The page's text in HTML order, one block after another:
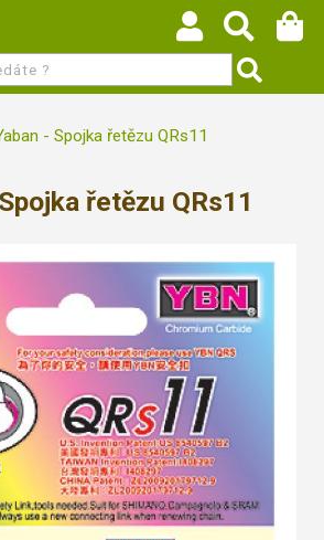
- Spojka řetězu QRs11
řetězu QRs11